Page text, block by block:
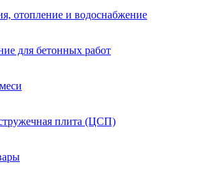
отопление и водоснабжение
для бетонных работ
плита (ЦСП)